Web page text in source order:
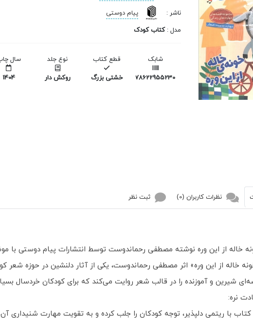
ناشر :
پیام دوستی
مدل :کتاب کودک
شابک
9786229552308
قطع کتاب
خشتی بزرگ
نوع جلد
روکش دار
سال
1404
نظرات کاربران (0) ثبت نظر
خاله از این وره نوشته مصطفی رحماندوست توسط انتشارات پیام دوستی
خاله از این وره» اثر مصطفی رحماندوست، یکی از آثار دلنشین در حوزه
شیرین و آموزنده را در قالب شعر روایت می‌کند که برای کودکان خردسال
نره:
با ریتمی دلپذیر، توجه کودکان را جلب کرده و به تقویت مهارت شنیداری